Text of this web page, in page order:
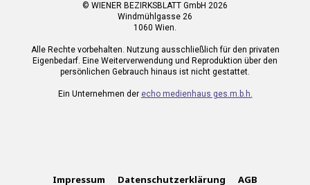
© WIENER BEZIRKSBLATT GmbH 2026
Windmühlgasse 26
1060 Wien.
Alle Rechte vorbehalten. Nutzung ausschließlich für den privaten
Eigenbedarf. Eine Weiterverwendung und Reproduktion über den
persönlichen Gebrauch hinaus ist nicht gestattet.
Ein Unternehmen der echo medienhaus ges.m.b.h.
Impressum Datenschutzerklärung AGB